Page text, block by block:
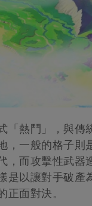
「熱鬥」，與傳
一般的格子則
，而攻擊性武器
是以讓對手破產
正面對決。